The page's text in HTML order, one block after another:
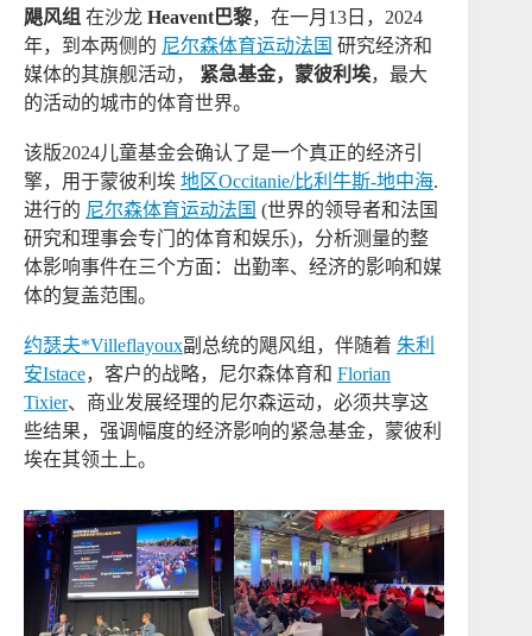
飓风组 在沙龙 Heavent巴黎，在一月13日，2024
年，到本两侧的 尼尔森体育运动法国 研究经济和
媒体的其旗舰活动， 紧急基金，蒙彼利埃，最大
的活动的城市的体育世界。
该版2024儿童基金会确认了是一个真正的经济引
擎，用于蒙彼利埃 地区Occitanie/比利牛斯-地中海.
进行的 尼尔森体育运动法国 (世界的领导者和法国
研究和理事会专门的体育和娱乐)，分析测量的整
体影响事件在三个方面：出勤率、经济的影响和媒
体的复盖范围。
约瑟夫*Villeflayoux副总统的飓风组，伴随着 朱利
安Istace，客户的战略，尼尔森体育和 Florian
Tixier、商业发展经理的尼尔森运动，必须共享这
些结果，强调幅度的经济影响的紧急基金，蒙彼利
埃在其领土上。